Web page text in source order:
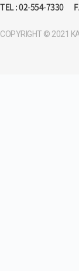
TEL : 02-554-7330
COPYRIGHT © 2021